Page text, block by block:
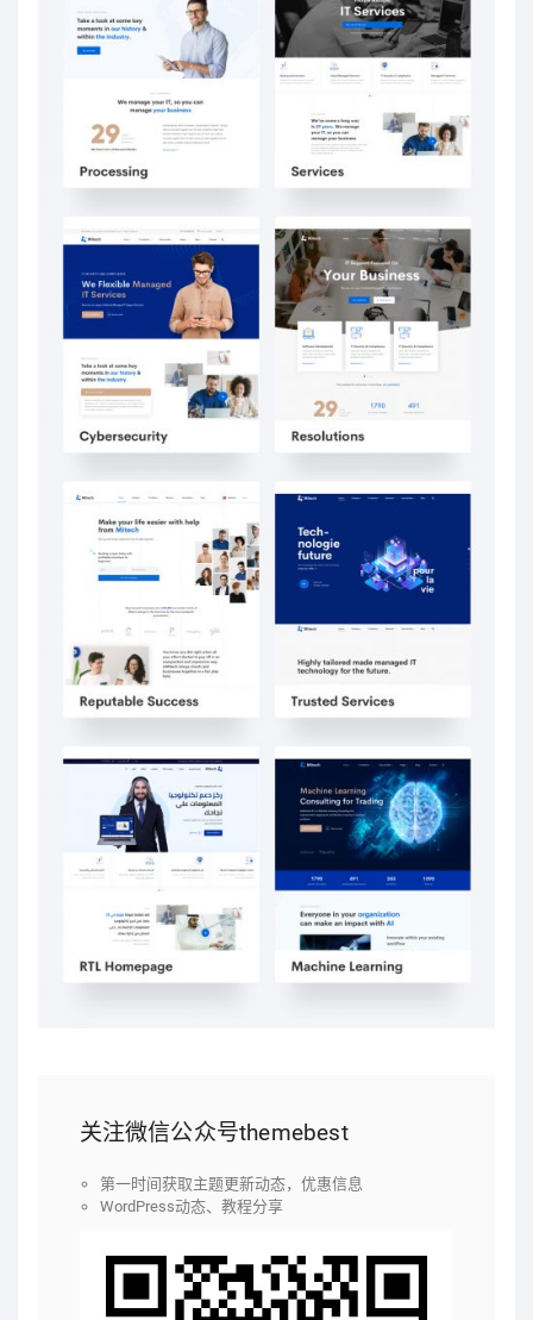
关注微信公众号themebest
第一时间获取主题更新动态，优惠信息
WordPress动态、教程分享